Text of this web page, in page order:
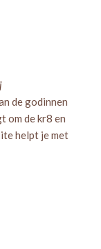
de godinnen
om de kr8 en
helpt je met